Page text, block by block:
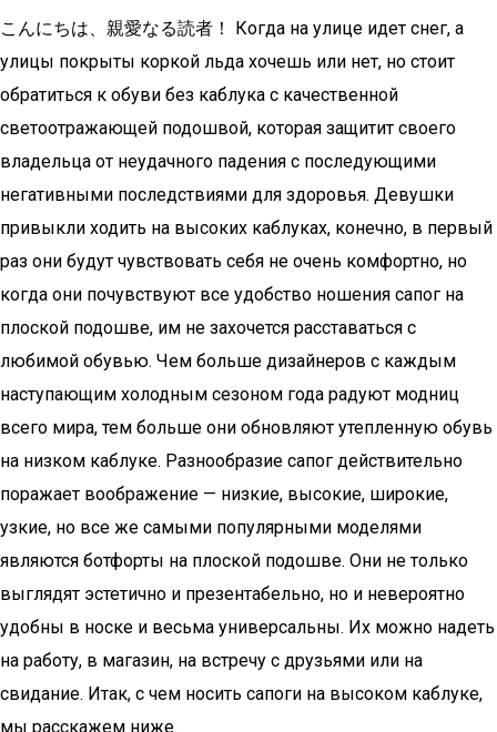
こんにちは、親愛なる読者！ Когда на улице идет снег, а
улицы покрыты коркой льда хочешь или нет, но стоит
обратиться к обуви без каблука с качественной
светоотражающей подошвой, которая защитит своего
владельца от неудачного падения с последующими
негативными последствиями для здоровья. Девушки
привыкли ходить на высоких каблуках, конечно, в первый
раз они будут чувствовать себя не очень комфортно, но
когда они почувствуют все удобство ношения сапог на
плоской подошве, им не захочется расставаться с
любимой обувью. Чем больше дизайнеров с каждым
наступающим холодным сезоном года радуют модниц
всего мира, тем больше они обновляют утепленную обувь
на низком каблуке. Разнообразие сапог действительно
поражает воображение — низкие, высокие, широкие,
узкие, но все же самыми популярными моделями
являются ботфорты на плоской подошве. Они не только
выглядят эстетично и презентабельно, но и невероятно
удобны в носке и весьма универсальны. Их можно надеть
на работу, в магазин, на встречу с друзьями или на
свидание. Итак, с чем носить сапоги на высоком каблуке,
мы расскажем ниже.